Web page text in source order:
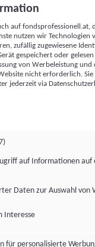
von Werbeleistung
(z. B. login-
mit anderen
usw.) auf
werden, um es
oder einer Webseite
der hier aufgeführten
auf
nutzen wir Technologien
zufällig zugewiesene
gespeichert oder
von Werbeleistung
nicht erforderlich.
jederzeit via
auf Informationen auf
Daten zur Auswahl von
Interesse
für personalisierte